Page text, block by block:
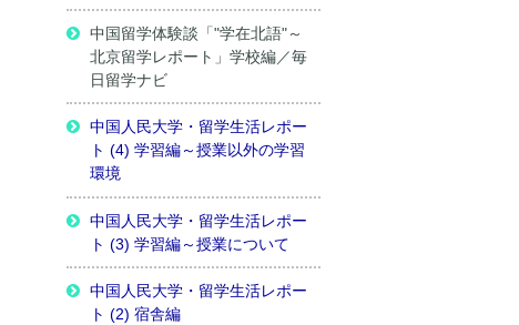
中国留学体験談「"学在北語"～
北京留学レポート」学校編／毎
日留学ナビ
中国人民大学・留学生活レポー
ト (4) 学習編～授業以外の学習
環境
中国人民大学・留学生活レポー
ト (3) 学習編～授業について
中国人民大学・留学生活レポー
ト (2) 宿舎編